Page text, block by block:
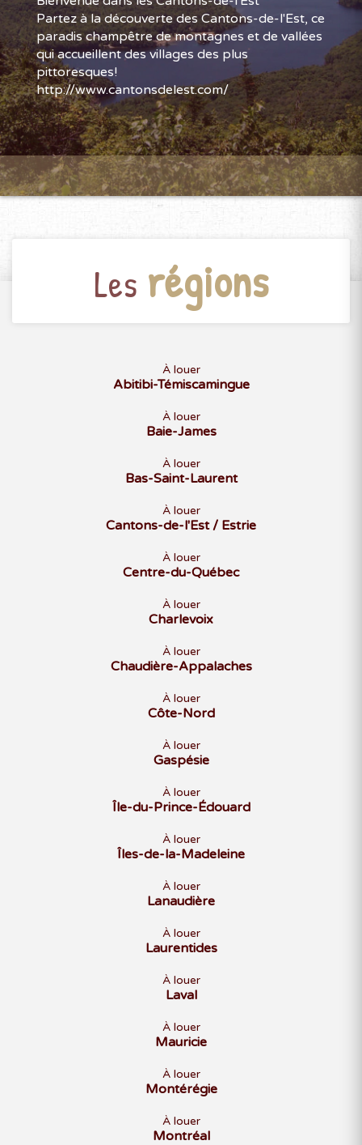
Partez à la découverte des Cantons-de-l'Est, ce
paradis champêtre de montagnes et de vallées
qui accueillent des villages des plus
pittoresques!
http://www.cantonsdelest.com/
Les régions
À louer
Abitibi-Témiscamingue
À louer
Baie-James
À louer
Bas-Saint-Laurent
À louer
Cantons-de-l'Est / Estrie
À louer
Centre-du-Québec
À louer
Charlevoix
À louer
Chaudière-Appalaches
À louer
Côte-Nord
À louer
Gaspésie
À louer
Île-du-Prince-Édouard
À louer
Îles-de-la-Madeleine
À louer
Lanaudière
À louer
Laurentides
À louer
Laval
À louer
Mauricie
À louer
Montérégie
À louer
Montréal